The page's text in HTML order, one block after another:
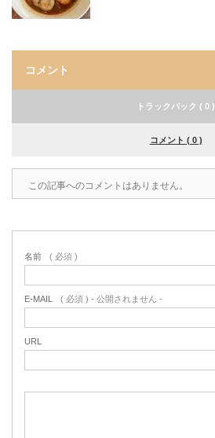
コメント
トラックバック ( 0 )
コメント ( 0 )
この記事へのコメントはありません。
名前 ( 必須 )
E-MAIL ( 必須 ) - 公開されません -
URL